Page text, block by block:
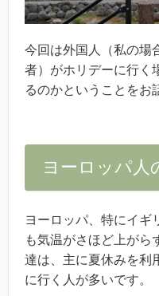
今回は外国人（私の場
者）がホリデーに行く
るのかということをお
ヨーロッパ人
ヨーロッパ、特にイギ
も気温がさほど上がら
達は、主に夏休みを利
に行く人が多いです。